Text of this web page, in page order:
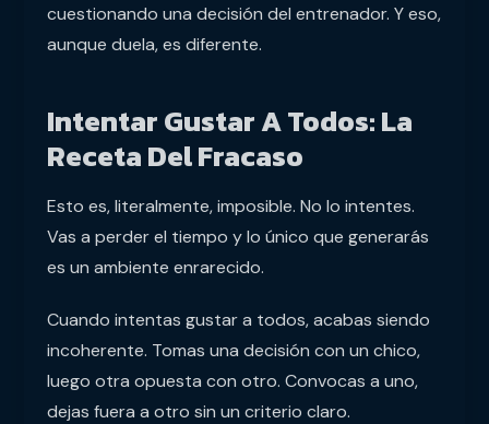
cuestionando una decisión del entrenador. Y eso,
aunque duela, es diferente.
Intentar Gustar A Todos: La
Receta Del Fracaso
Esto es, literalmente, imposible. No lo intentes.
Vas a perder el tiempo y lo único que generarás
es un ambiente enrarecido.
Cuando intentas gustar a todos, acabas siendo
incoherente. Tomas una decisión con un chico,
luego otra opuesta con otro. Convocas a uno,
dejas fuera a otro sin un criterio claro.